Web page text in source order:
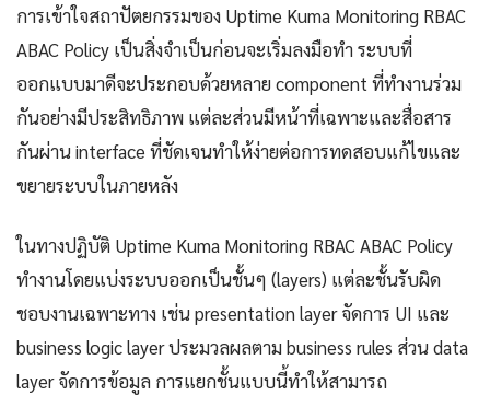
การเข้าใจสถาปัตยกรรมของ Uptime Kuma Monitoring RBAC
ABAC Policy เป็นสิ่งจำเป็นก่อนจะเริ่มลงมือทำ ระบบที่
ออกแบบมาดีจะประกอบด้วยหลาย component ที่ทำงานร่วม
กันอย่างมีประสิทธิภาพ แต่ละส่วนมีหน้าที่เฉพาะและสื่อสาร
กันผ่าน interface ที่ชัดเจนทำให้ง่ายต่อการทดสอบแก้ไขและ
ขยายระบบในภายหลัง
ในทางปฏิบัติ Uptime Kuma Monitoring RBAC ABAC Policy
ทำงานโดยแบ่งระบบออกเป็นชั้นๆ (layers) แต่ละชั้นรับผิด
ชอบงานเฉพาะทาง เช่น presentation layer จัดการ UI และ
business logic layer ประมวลผลตาม business rules ส่วน data
layer จัดการข้อมูล การแยกชั้นแบบนี้ทำให้สามารถ